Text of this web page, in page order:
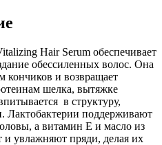
Hair Serum обеспечивает
обессиленных волос. Она
кончиков и возвращает
шелка, вытяжке
в структуру,
Лактобактерии поддерживают
а витамин Е и масло из
и увлажняют пряди, делая их